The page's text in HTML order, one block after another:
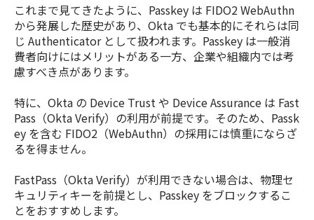
これまで見てきたように、Passkey は FIDO2 WebAuthn
から発展した歴史があり、Okta でも基本的にそれらは同
じ Authenticator として扱われます。Passkey は一般消
費者向けにはメリットがある一方、企業や組織内では考
慮すべき点があります。
特に、Okta の Device Trust や Device Assurance は Fast
Pass（Okta Verify）の利用が前提です。そのため、Passk
ey を含む FIDO2（WebAuthn）の採用には慎重にならざ
るを得ません。
FastPass（Okta Verify）が利用できない場合は、物理セ
キュリティキーを前提とし、Passkey をブロックするこ
とをおすすめします。